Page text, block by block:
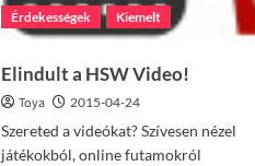
Érdekességek Kiemelt
Elindult a HSW Video!
Toya 2015-04-24
Szereted a videókat? Szívesen nézel
játékokból, online futamokról